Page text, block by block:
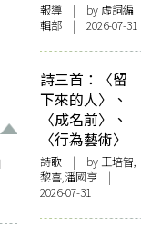
報導 | by 虛詞編
輯部 | 2026-07-31
詩三首：〈留
下來的人〉、
〈成名前〉、
〈行為藝術〉
詩歌 | by 王培智,
黎喜,潘國亨 |
2026-07-31